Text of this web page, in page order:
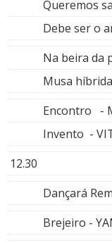
Queremos
Debe ser o
Na beira da
Musa
Encontro -
Invento -
12.30
Dançará
Brejeiro -